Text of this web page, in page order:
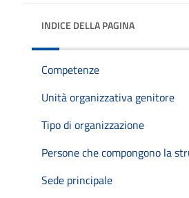
INDICE DELLA PAGINA
Competenze
Unità organizzativa genitore
Tipo di organizzazione
Persone che compongono la
Sede principale